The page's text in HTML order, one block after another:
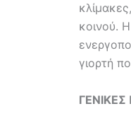
κοινού.
γιορτή